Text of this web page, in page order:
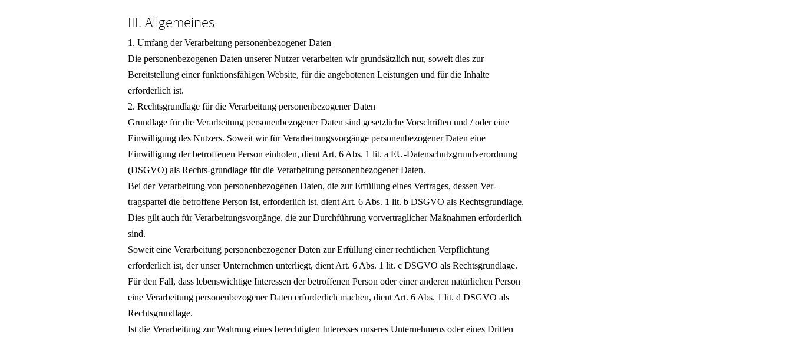
III. Allgemeines
1. Umfang der Verarbeitung personenbezogener Daten
Die personenbezogenen Daten unserer Nutzer verarbeiten wir grundsätzlich nur, soweit dies zur
Bereitstellung einer funktionsfähigen Website, für die angebotenen Leistungen und für die Inhalte
erforderlich ist.
2. Rechtsgrundlage für die Verarbeitung personenbezogener Daten
Grundlage für die Verarbeitung personenbezogener Daten sind gesetzliche Vorschriften und / oder eine
Einwilligung des Nutzers. Soweit wir für Verarbeitungsvorgänge personenbezogener Daten eine
Einwilligung der betroffenen Person einholen, dient Art. 6 Abs. 1 lit. a EU-Datenschutzgrundverordnung
(DSGVO) als Rechts-grundlage für die Verarbeitung personenbezogener Daten.
Bei der Verarbeitung von personenbezogenen Daten, die zur Erfüllung eines Vertrages, dessen Ver-
tragspartei die betroffene Person ist, erforderlich ist, dient Art. 6 Abs. 1 lit. b DSGVO als Rechtsgrundlage.
Dies gilt auch für Verarbeitungsvorgänge, die zur Durchführung vorvertraglicher Maßnahmen erforderlich
sind.
Soweit eine Verarbeitung personenbezogener Daten zur Erfüllung einer rechtlichen Verpflichtung
erforderlich ist, der unser Unternehmen unterliegt, dient Art. 6 Abs. 1 lit. c DSGVO als Rechtsgrundlage.
Für den Fall, dass lebenswichtige Interessen der betroffenen Person oder einer anderen natürlichen Person
eine Verarbeitung personenbezogener Daten erforderlich machen, dient Art. 6 Abs. 1 lit. d DSGVO als
Rechtsgrundlage.
Ist die Verarbeitung zur Wahrung eines berechtigten Interesses unseres Unternehmens oder eines Dritten